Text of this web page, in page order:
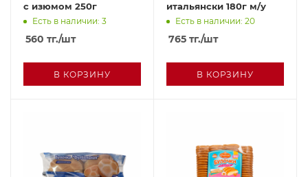
с изюмом 250г
Есть в наличии: 3
560 тг./шт
В КОРЗИНУ
итальянски 180г м/у
Есть в наличии: 20
765 тг./шт
В КОРЗИНУ